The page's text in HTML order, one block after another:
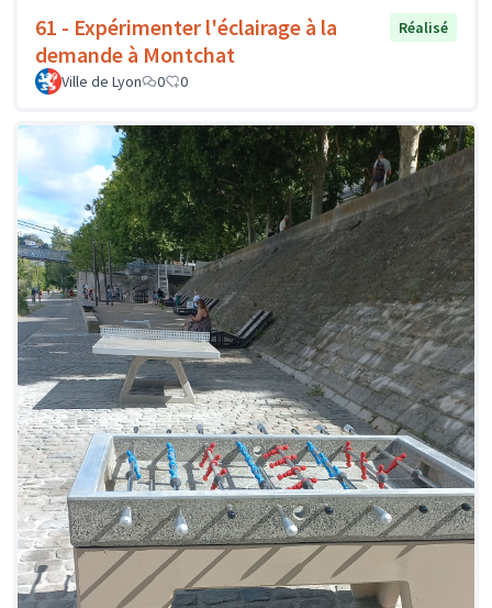
61 - Expérimenter l'éclairage à la
demande à Montchat
Réalisé
Ville de Lyon 0 0